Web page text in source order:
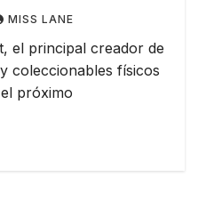
MISS LANE
el principal creador de
coleccionables físicos
próximo